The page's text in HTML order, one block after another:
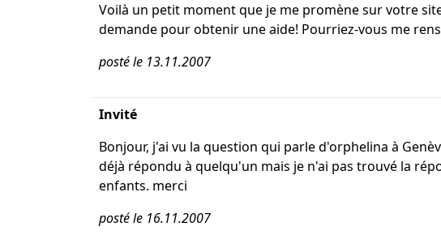
Voilà un petit moment que je me promène sur votre
demande pour obtenir une aide! Pourriez-vous me
posté le 13.11.2007
Invité
Bonjour, j'ai vu la question qui parle d'orphelina à
déjà répondu à quelqu'un mais je n'ai pas trouvé la
enfants. merci
posté le 16.11.2007